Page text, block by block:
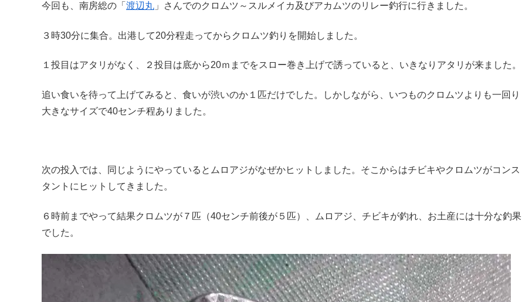
今回も、南房総の「 渡辺丸 」さんでのクロムツ～スルメイカ及びアカムツのリレー釣行に行きました。
３時30分に集合。出港して20分程走ってからクロムツ釣りを開始しました。
１投目はアタリがなく、２投目は底から20ｍまでをスロー巻き上げで誘っていると、いきなりアタリが来ました。
追い食いを待って上げてみると、食いが渋いのか１匹だけでした。しかしながら、いつものクロムツよりも一回り
大きなサイズで40センチ程ありました。
次の投入では、同じようにやっているとムロアジがなぜかヒットしました。そこからはチビキやクロムツがコンス
タントにヒットしてきました。
６時前までやって結果クロムツが７匹（40センチ前後が５匹）、ムロアジ、チビキが釣れ、お土産には十分な釣果
でした。